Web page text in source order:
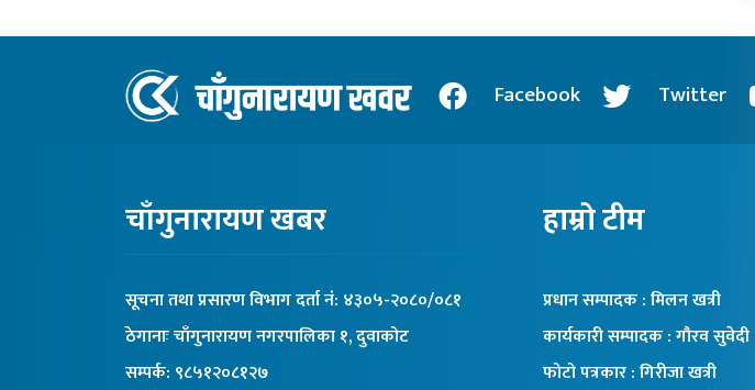
Facebook Twitter
चाँगुनारायण खबर
सूचना तथा प्रसारण विभाग दर्ता नंं: ४३०५-२०८०/०८१
ठेगानाः चाँगुनारायण नगरपालिका १, दुवाकोट
सम्पर्क: ९८५१२०८१२७
हाम्रो टीम
प्रधान सम्पादक : मिलन खत्री
कार्यकारी सम्पादक : गौरव सुवेदी
फोटो पत्रकार : गिरीजा खत्री